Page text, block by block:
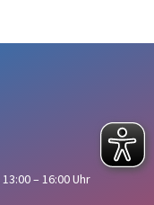
13:00 – 16:00 Uhr